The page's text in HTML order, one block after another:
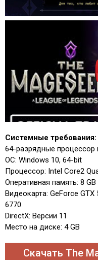
Системные требования:
64-разрядные процессор
ОС: Windows 10, 64-bit
Процессор: Intel Core2
Оперативная память: 8
Видеокарта: GeForce
6770
DirectX: Версии 11
Место на диске: 4 GB
Скачать The